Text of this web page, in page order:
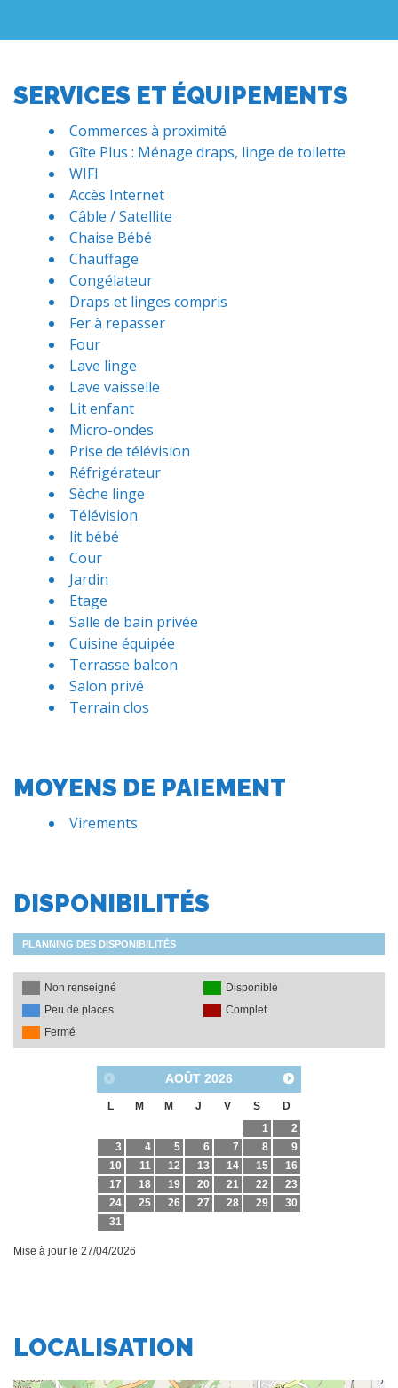
SERVICES ET ÉQUIPEMENTS
Commerces à proximité
Gîte Plus : Ménage draps, linge de toilette
WIFI
Accès Internet
Câble / Satellite
Chaise Bébé
Chauffage
Congélateur
Draps et linges compris
Fer à repasser
Four
Lave linge
Lave vaisselle
Lit enfant
Micro-ondes
Prise de télévision
Réfrigérateur
Sèche linge
Télévision
lit bébé
Cour
Jardin
Etage
Salle de bain privée
Cuisine équipée
Terrasse balcon
Salon privé
Terrain clos
MOYENS DE PAIEMENT
Virements
DISPONIBILITÉS
LOCALISATION